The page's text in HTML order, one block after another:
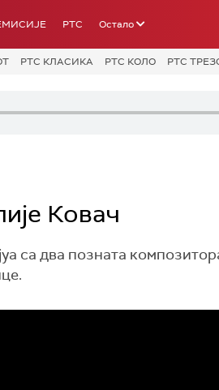
РТС Остало
РТС КЛАСИКА РТС КОЛО РТС
Ковач
са два позната